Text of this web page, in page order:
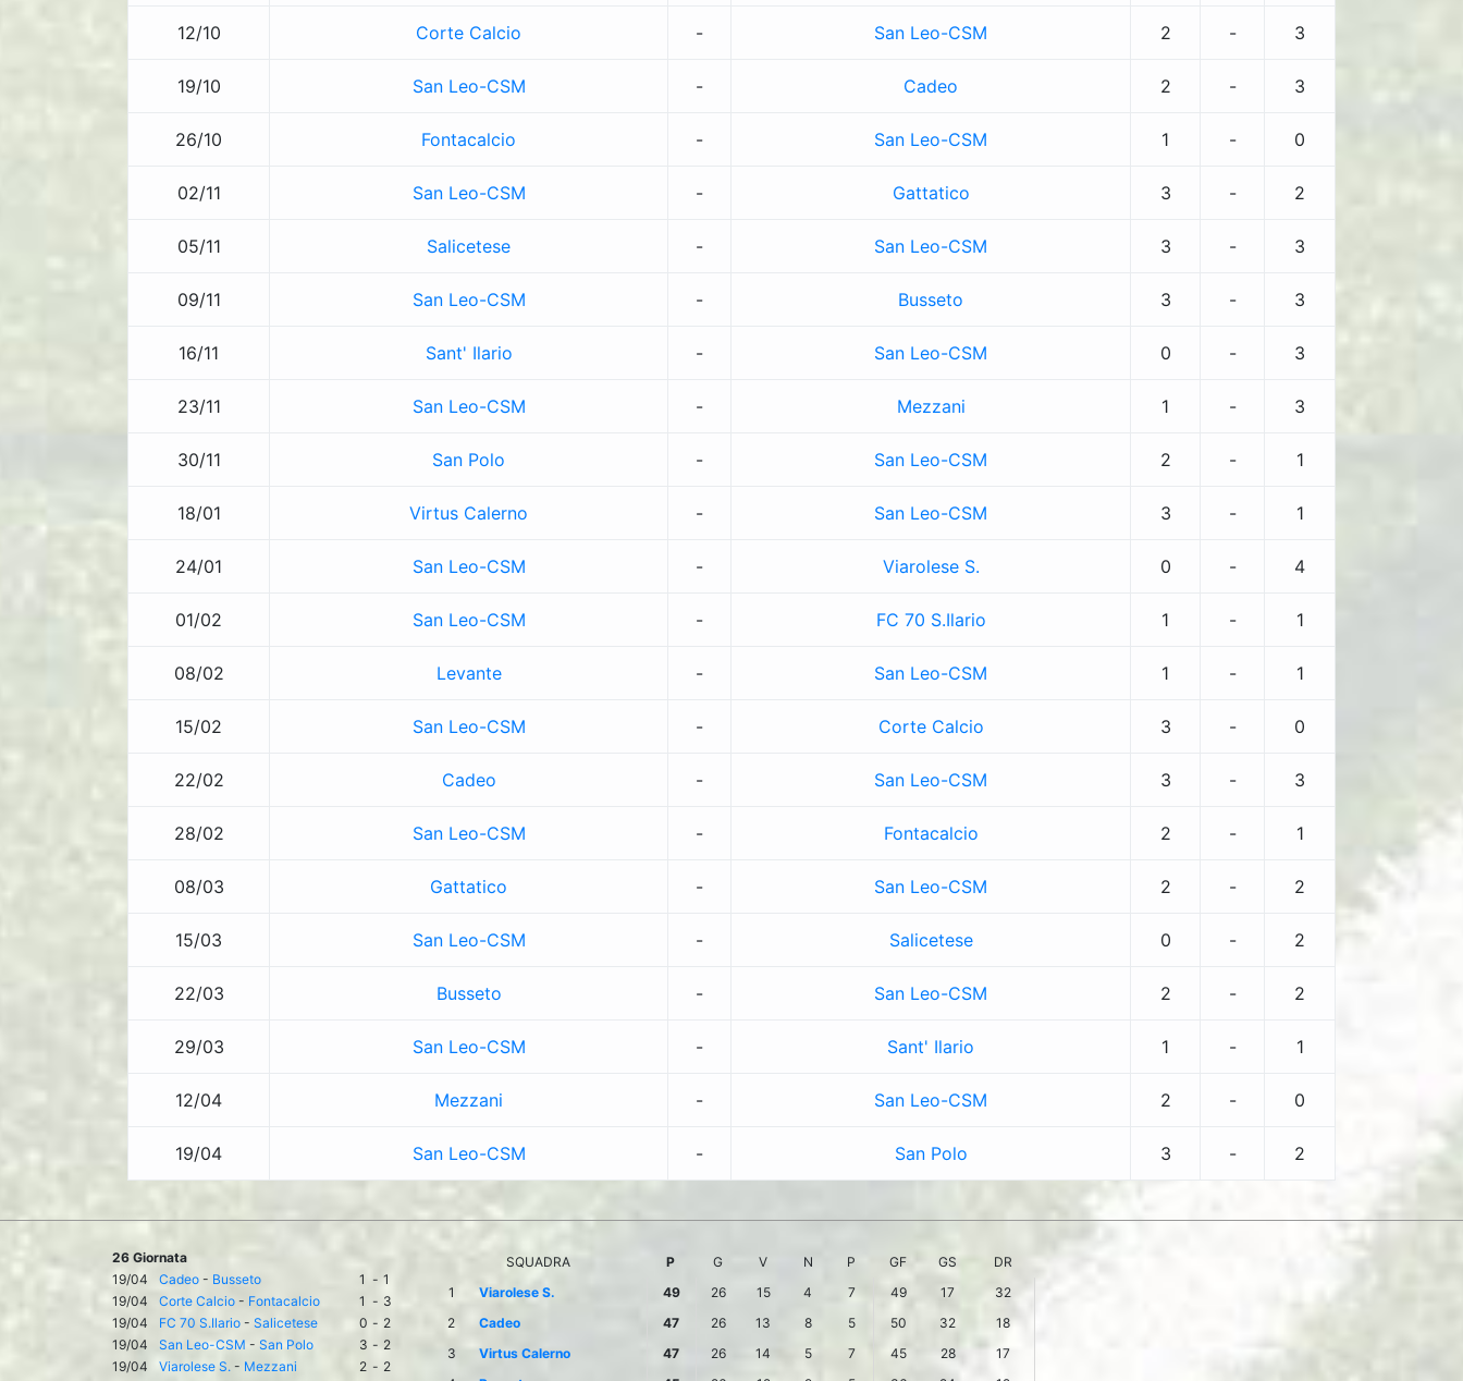
12/10 Corte Calcio - San Leo-CSM 2 - 3
19/10 San Leo-CSM - Cadeo 2 - 3
26/10 Fontacalcio - San Leo-CSM 1 - 0
02/11 San Leo-CSM - Gattatico 3 - 2
05/11 Salicetese - San Leo-CSM 3 - 3
09/11 San Leo-CSM - Busseto 3 - 3
16/11 Sant' Ilario - San Leo-CSM 0 - 3
23/11 San Leo-CSM - Mezzani 1 - 3
30/11 San Polo - San Leo-CSM 2 - 1
18/01 Virtus Calerno - San Leo-CSM 3 - 1
24/01 San Leo-CSM - Viarolese S. 0 - 4
01/02 San Leo-CSM - FC 70 S.Ilario 1 - 1
08/02 Levante - San Leo-CSM 1 - 1
15/02 San Leo-CSM - Corte Calcio 3 - 0
22/02 Cadeo - San Leo-CSM 3 - 3
28/02 San Leo-CSM - Fontacalcio 2 - 1
08/03 Gattatico - San Leo-CSM 2 - 2
15/03 San Leo-CSM - Salicetese 0 - 2
22/03 Busseto - San Leo-CSM 2 - 2
29/03 San Leo-CSM - Sant' Ilario 1 - 1
12/04 Mezzani - San Leo-CSM 2 - 0
19/04 San Leo-CSM - San Polo 3 - 2
26 Giornata
19/04
Cadeo - Busseto 1 - 1
19/04
Corte Calcio - Fontacalcio 1 - 3
19/04
FC 70 S.Ilario - Salicetese 0 - 2
19/04
San Leo-CSM - San Polo 3 - 2
19/04
Viarolese S. - Mezzani 2 - 2
SQUADRA P G V N P GF GS
DR
1
Viarolese S. 49 26 15 4 7 49 17
32
2
Cadeo 47 26 13 8 5 50 32
18
3
Virtus Calerno 47 26 14 5 7 45 28
17